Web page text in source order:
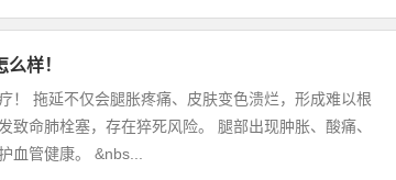
样！
！ 拖延不仅会腿胀疼痛、皮肤变色溃烂，形成难以根
致命肺栓塞，存在猝死风险。 腿部出现肿胀、酸痛、
血管健康。 &nbs...